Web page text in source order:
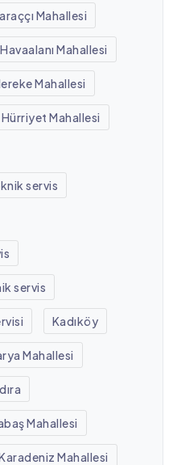
Mahallesi
Havaalanı Mahallesi
Mahallesi
Hürriyet Mahallesi
servis
servis
Kadıköy
Mahallesi
Mahallesi
Mahallesi